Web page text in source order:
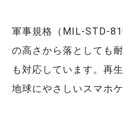
軍事規格（MIL-STD-
の高さから落としても
も対応しています。再
地球にやさしいスマホケ